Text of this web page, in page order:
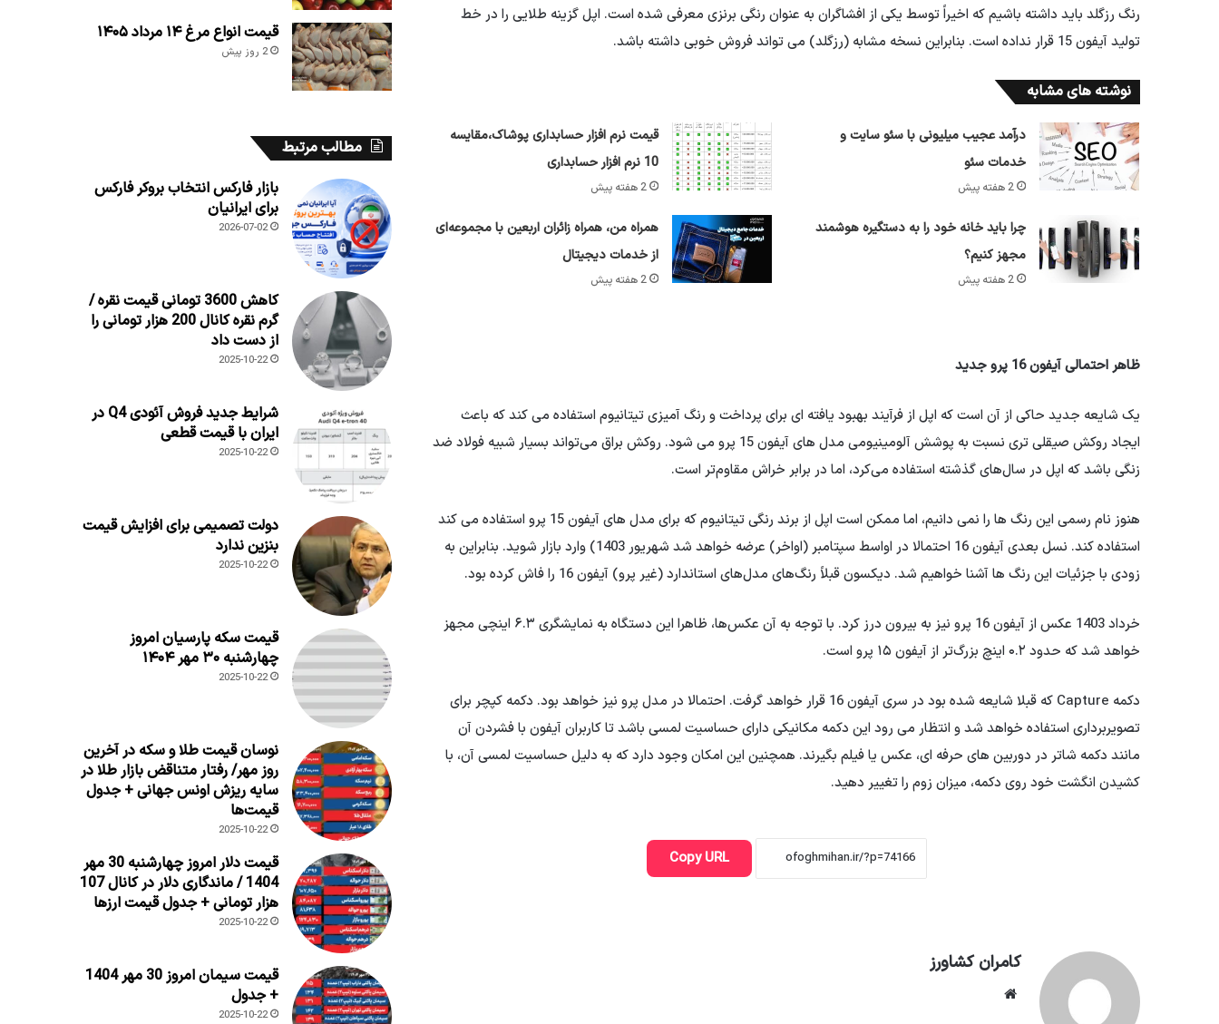
رنگ رزگلد باید داشته باشیم که اخیراً توسط یکی از افشاگران به عنوان رنگی برنزی معرفی شده است. اپل گزینه طلایی را در خط
تولید آیفون 15 قرار نداده است. بنابراین نسخه مشابه (رزگلد) می تواند فروش خوبی داشته باشد.
نوشته های مشابه
درآمد عجیب میلیونی با سئو سایت و
خدمات سئو
2 هفته پیش
قیمت نرم افزار حسابداری پوشاک،مقایسه
10 نرم افزار حسابداری
2 هفته پیش
چرا باید خانه خود را به دستگیره هوشمند
مجهز کنیم؟
2 هفته پیش
همراه من، همراه زائران اربعین با مجموعه‌ای
از خدمات دیجیتال
2 هفته پیش
ظاهر احتمالی آیفون 16 پرو جدید
یک شایعه جدید حاکی از آن است که اپل از فرآیند بهبود یافته ای برای پرداخت و رنگ آمیزی تیتانیوم استفاده می کند که باعث
ایجاد روکش صیقلی تری نسبت به پوشش آلومینیومی مدل های آیفون 15 پرو می شود. روکش براق می‌تواند بسیار شبیه فولاد ضد
زنگی باشد که اپل در سال‌های گذشته استفاده می‌کرد، اما در برابر خراش مقاوم‌تر است.
هنوز نام رسمی این رنگ ها را نمی دانیم، اما ممکن است اپل از برند رنگی تیتانیوم که برای مدل های آیفون 15 پرو استفاده می کند
استفاده کند. نسل بعدی آیفون 16 احتمالا در اواسط سپتامبر (اواخر) عرضه خواهد شد شهریور 1403) وارد بازار شوید. بنابراین به
زودی با جزئیات این رنگ ها آشنا خواهیم شد. دیکسون قبلاً رنگ‌های مدل‌های استاندارد (غیر پرو) آیفون 16 را فاش کرده بود.
خرداد 1403 عکس از آیفون 16 پرو نیز به بیرون درز کرد. با توجه به آن عکس‌ها، ظاهرا این دستگاه به نمایشگری ۶.۳ اینچی مجهز
خواهد شد که حدود ۰.۲ اینچ بزرگ‌تر از آیفون ۱۵ پرو است.
دکمه Capture که قبلا شایعه شده بود در سری آیفون 16 قرار خواهد گرفت. احتمالا در مدل پرو نیز خواهد بود. دکمه کپچر برای
تصویربرداری استفاده خواهد شد و انتظار می رود این دکمه مکانیکی دارای حساسیت لمسی باشد تا کاربران آیفون با فشردن آن
مانند دکمه شاتر در دوربین های حرفه ای، عکس یا فیلم بگیرند. همچنین این امکان وجود دارد که به دلیل حساسیت لمسی آن، با
کشیدن انگشت خود روی دکمه، میزان زوم را تغییر دهید.
Copy URL
کامران کشاورز
قیمت انواع مرغ ۱۴ مرداد ۱۴۰۵
2 روز پیش
مطالب مرتبط
بازار فارکس انتخاب بروکر فارکس
برای ایرانیان
2026-07-02
کاهش 3600 تومانی قیمت نقره /
گرم نقره کانال 200 هزار تومانی را
از دست داد
2025-10-22
شرایط جدید فروش آئودی Q4 در
ایران با قیمت قطعی
2025-10-22
دولت تصمیمی برای افزایش قیمت
بنزین ندارد
2025-10-22
قیمت سکه پارسیان امروز
چهارشنبه ۳۰ مهر ۱۴۰۴
2025-10-22
نوسان قیمت طلا و سکه در آخرین
روز مهر/ رفتار متناقض بازار طلا در
سایه ریزش اونس جهانی + جدول
قیمت‌ها
2025-10-22
قیمت دلار امروز چهارشنبه 30 مهر
1404 / ماندگاری دلار در کانال 107
هزار تومانی + جدول قیمت ارزها
2025-10-22
قیمت سیمان امروز 30 مهر 1404
+ جدول
2025-10-22